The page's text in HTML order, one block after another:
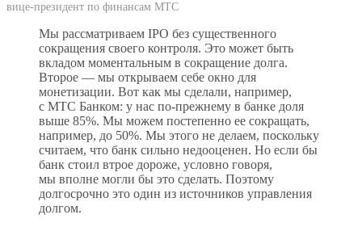
вице-президент по финансам МТС
Мы рассматриваем IPO без существенного
сокращения своего контроля. Это может быть
вкладом моментальным в сокращение долга.
Второе — мы открываем себе окно для
монетизации. Вот как мы сделали, например,
с МТС Банком: у нас по-прежнему в банке доля
выше 85%. Мы можем постепенно ее сокращать,
например, до 50%. Мы этого не делаем, поскольку
считаем, что банк сильно недооценен. Но если бы
банк стоил втрое дороже, условно говоря,
мы вполне могли бы это сделать. Поэтому
долгосрочно это один из источников управления
долгом.